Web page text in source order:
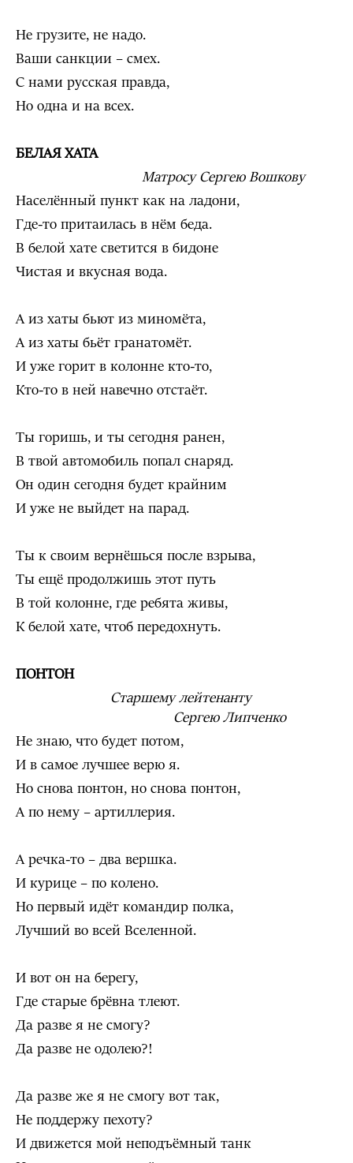
Не грузите, не надо.
Ваши санкции – смех.
С нами русская правда,
Но одна и на всех.
БЕЛАЯ ХАТА
Матросу Сергею Вошкову
Населённый пункт как на ладони,
Где-то притаилась в нём беда.
В белой хате светится в бидоне
Чистая и вкусная вода.
А из хаты бьют из миномёта,
А из хаты бьёт гранатомёт.
И уже горит в колонне кто-то,
Кто-то в ней навечно отстаёт.
Ты горишь, и ты сегодня ранен,
В твой автомобиль попал снаряд.
Он один сегодня будет крайним
И уже не выйдет на парад.
Ты к своим вернёшься после взрыва,
Ты ещё продолжишь этот путь
В той колонне, где ребята живы,
К белой хате, чтоб передохнуть.
ПОНТОН
Старшему лейтенанту
Сергею Липченко
Не знаю, что будет потом,
И в самое лучшее верю я.
Но снова понтон, но снова понтон,
А по нему – артиллерия.
А речка-то – два вершка.
И курице – по колено.
Но первый идёт командир полка,
Лучший во всей Вселенной.
И вот он на берегу,
Где старые брёвна тлеют.
Да разве я не смогу?
Да разве не одолею?!
Да разве же я не смогу вот так,
Не поддержу пехоту?
И движется мой неподъёмный танк